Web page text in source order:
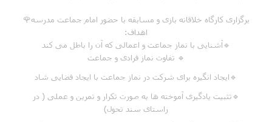
برگزاری کارگاه خلاقانه بازی و مسابقه با حضور امام جماعت مدرسه🌹
اهداف:
🔹آشنایی با نماز جماعت و اعمالی که آن را باطل می کند
🔹 تفاوت نماز فرادی و جماعت
🔹ایجاد انگیره برای شرکت در نماز جماعت با ایجاد فضایی شاد
🔹تثبیت یادگیری آموخته ها به صورت تکرار و تمرین و عملی ( در
راستای سند تحول)